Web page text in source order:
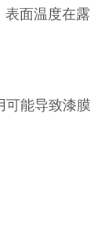
表面温度在露
能导致漆膜